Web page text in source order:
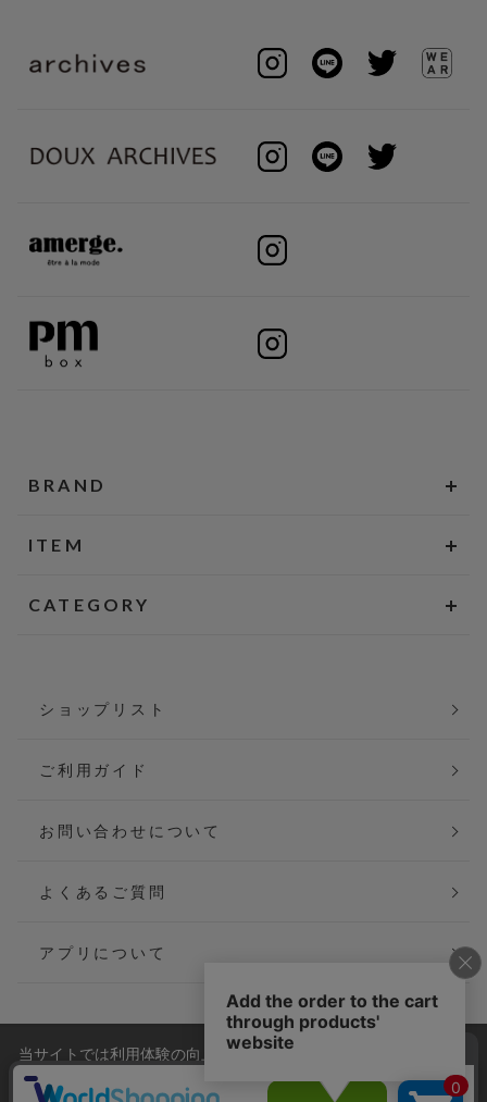
BRAND
ITEM
CATEGORY
ショップリスト
ご利用ガイド
お問い合わせについて
よくあるご質問
アプリについて
会社概要
当サイトでは利用体験の向上およびコンテンツの最適な提供、ト
ラフィックの分析を目的としてCookieを使用しています。